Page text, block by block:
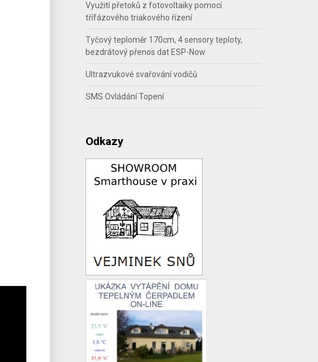
Využití přetoků z fotovoltaiky pomocí
třífázového triakového řízení
Tyčový teploměr 170cm, 4 sensory teploty,
bezdrátový přenos dat ESP-Now
Ultrazvukové svařování vodičů
SMS Ovládání Topení
Odkazy